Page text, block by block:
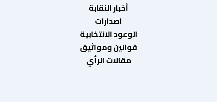
أخبار النقابة
اصدارات
الوعود الانتخابية
قوانين ومواثيق
مقالات الرأي